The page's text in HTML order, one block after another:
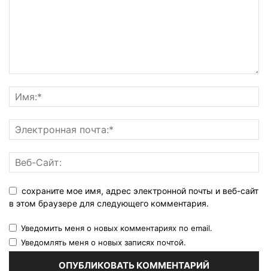
сохраните мое имя, адрес электронной почты и веб-сайт
в этом браузере для следующего комментария.
Уведомить меня о новых комментариях по email.
Уведомлять меня о новых записях почтой.